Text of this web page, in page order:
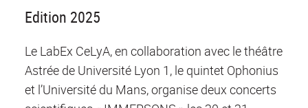
Edition 2025
Le LabEx CeLyA, en collaboration avec le théâtre
Astrée de Université Lyon 1, le quintet Ophonius
et l’Université du Mans, organise deux concerts